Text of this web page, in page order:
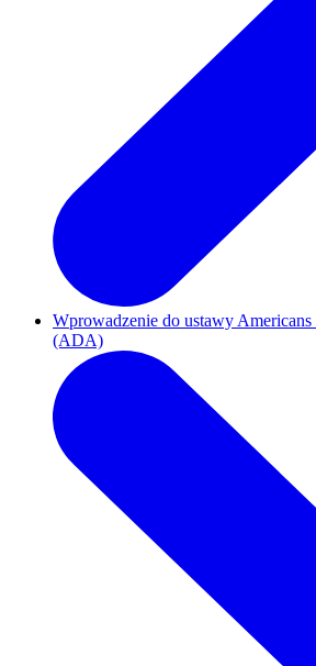
Wprowadzenie do ustawy
(ADA)